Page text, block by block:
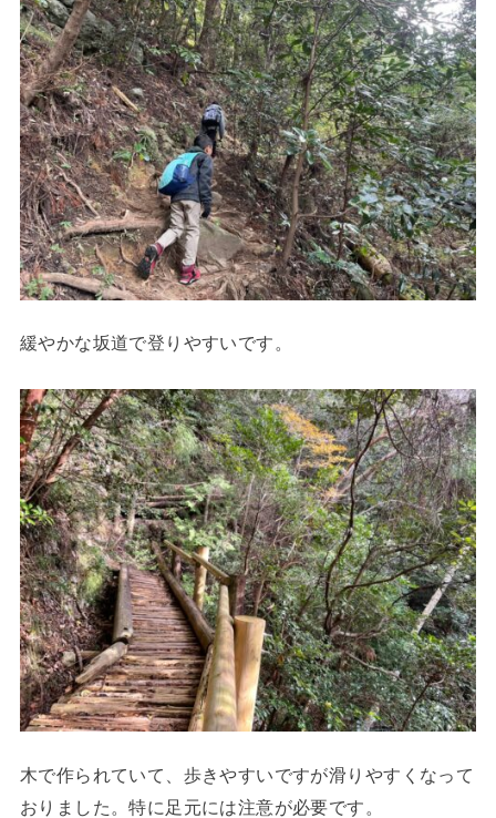
緩やかな坂道で登りやすいです。
木で作られていて、歩きやすいですが滑りやすくなって
おりました。特に足元には注意が必要です。